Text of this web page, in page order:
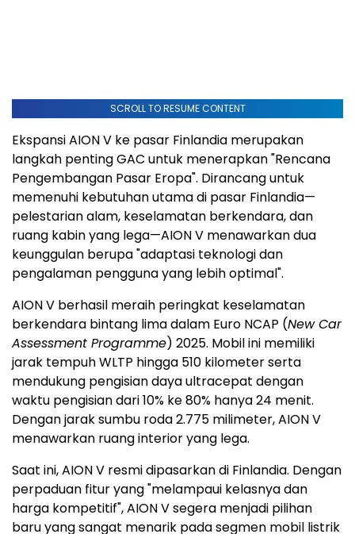
SCROLL TO RESUME CONTENT
Ekspansi AION V ke pasar Finlandia merupakan
langkah penting GAC untuk menerapkan "Rencana
Pengembangan Pasar Eropa". Dirancang untuk
memenuhi kebutuhan utama di pasar Finlandia—
pelestarian alam, keselamatan berkendara, dan
ruang kabin yang lega—AION V menawarkan dua
keunggulan berupa "adaptasi teknologi dan
pengalaman pengguna yang lebih optimal".
AION V berhasil meraih peringkat keselamatan
berkendara bintang lima dalam Euro NCAP (New Car
Assessment Programme) 2025. Mobil ini memiliki
jarak tempuh WLTP hingga 510 kilometer serta
mendukung pengisian daya ultracepat dengan
waktu pengisian dari 10% ke 80% hanya 24 menit.
Dengan jarak sumbu roda 2.775 milimeter, AION V
menawarkan ruang interior yang lega.
Saat ini, AION V resmi dipasarkan di Finlandia. Dengan
perpaduan fitur yang "melampaui kelasnya dan
harga kompetitif", AION V segera menjadi pilihan
baru yang sangat menarik pada segmen mobil listrik